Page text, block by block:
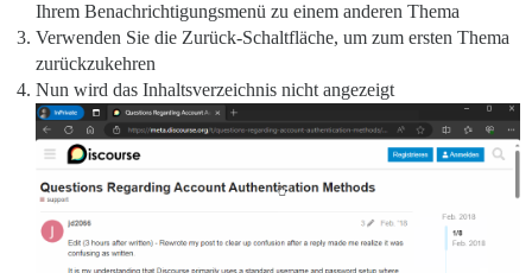
Ihrem Benachrichtigungsmenü zu einem anderen Thema
Verwenden Sie die Zurück-Schaltfläche, um zum ersten Thema
zurückzukehren
Nun wird das Inhaltsverzeichnis nicht angezeigt